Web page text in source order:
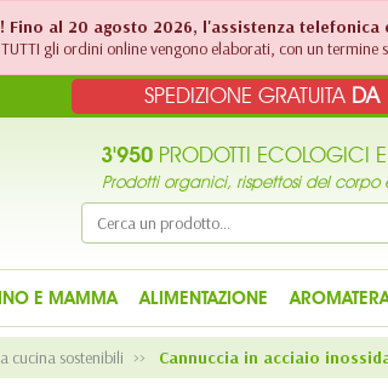
Fino al 20 agosto 2026, l'assistenza telefonica
gli ordini online vengono elaborati, con un termine
SPEDIZIONE GRATUITA DA
3'950 PRODOTTI ECOLOGICI E
Prodotti organici, rispettosi del corpo
E MAMMA ALIMENTAZIONE
cucina sostenibili Cannuccia in acciaio